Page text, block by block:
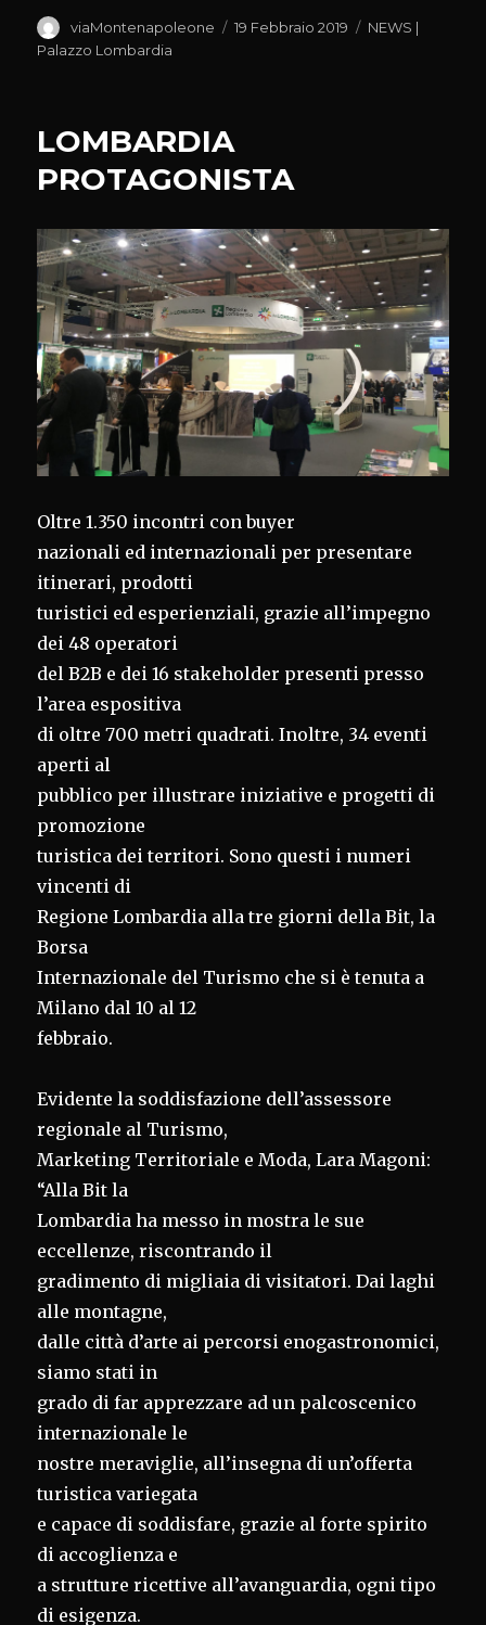
Autore
viaMontenapoleone
Pubblicato
19 Febbraio 2019 Categorie
NEWS |
Palazzo Lombardia
LOMBARDIA
PROTAGONISTA
Oltre 1.350 incontri con buyer
nazionali ed internazionali per presentare
itinerari, prodotti
turistici ed esperienziali, grazie all’impegno
dei 48 operatori
del B2B e dei 16 stakeholder presenti presso
l’area espositiva
di oltre 700 metri quadrati. Inoltre, 34 eventi
aperti al
pubblico per illustrare iniziative e progetti di
promozione
turistica dei territori. Sono questi i numeri
vincenti di
Regione Lombardia alla tre giorni della Bit, la
Borsa
Internazionale del Turismo che si è tenuta a
Milano dal 10 al 12
febbraio.
Evidente la soddisfazione dell’assessore
regionale al Turismo,
Marketing Territoriale e Moda, Lara Magoni:
“Alla Bit la
Lombardia ha messo in mostra le sue
eccellenze, riscontrando il
gradimento di migliaia di visitatori. Dai laghi
alle montagne,
dalle città d’arte ai percorsi enogastronomici,
siamo stati in
grado di far apprezzare ad un palcoscenico
internazionale le
nostre meraviglie, all’insegna di un’offerta
turistica variegata
e capace di soddisfare, grazie al forte spirito
di accoglienza e
a strutture ricettive all’avanguardia, ogni tipo
di esigenza.